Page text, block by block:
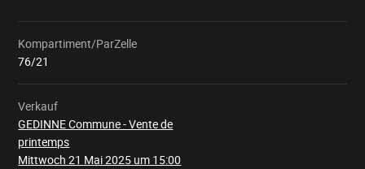
Kompartiment/ParZelle
76/21
Verkauf
GEDINNE Commune - Vente de
printemps
Mittwoch 21 Mai 2025 um 15:00
Wird